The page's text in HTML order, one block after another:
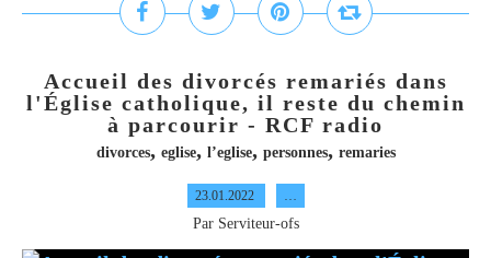
Accueil des divorcés remariés dans
l'Église catholique, il reste du chemin
à parcourir - RCF radio
divorces, eglise, l’eglise, personnes, remaries
23.01.2022 …
Par Serviteur-ofs